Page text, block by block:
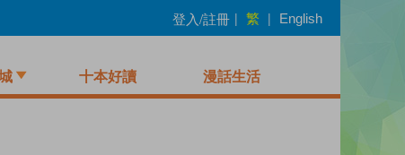
登入/註冊 | 繁 | English
十本好讀 漫話生活